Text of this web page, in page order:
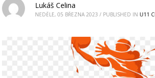
Lukáš Celina
NEDĚLE, 05 BŘEZNA 2023 / PUBLISHED IN U11